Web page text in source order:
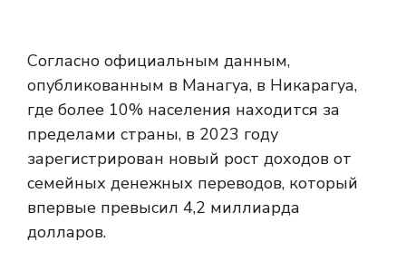
Согласно официальным данным,
опубликованным в Манагуа, в Никарагуа,
где более 10% населения находится за
пределами страны, в 2023 году
зарегистрирован новый рост доходов от
семейных денежных переводов, который
впервые превысил 4,2 миллиарда
долларов.